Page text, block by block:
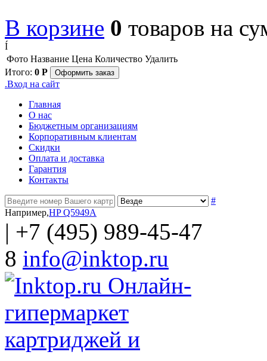
В корзине 0 товаров на
Í
Фото Название Цена Количество Удалить
Итого: 0 Р Оформить заказ
.Вход на сайт
Главная
О нас
Бюджетным организациям
Корпоративным клиентам
Скидки
Оплата и доставка
Гарантия
Контакты
#
Например,HP Q5949A
| +7 (495) 989-45-47
8 info@inktop.ru